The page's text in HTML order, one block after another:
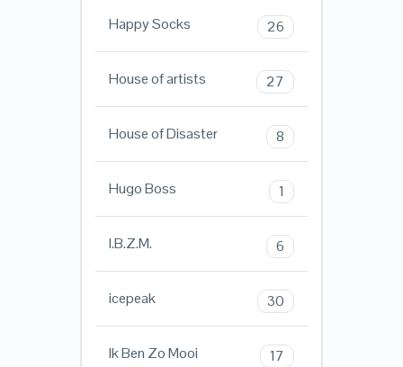
Happy Socks 26
House of artists 27
House of Disaster 8
Hugo Boss 1
I.B.Z.M. 6
icepeak 30
Ik Ben Zo Mooi 17